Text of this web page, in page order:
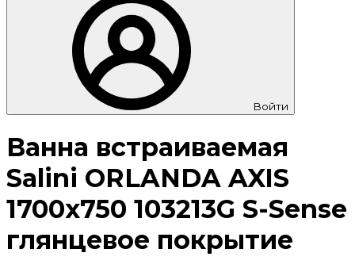
Войти
Ванна встраиваемая
Salini ORLANDA AXIS
1700x750 103213G S-Sense
глянцевое покрытие